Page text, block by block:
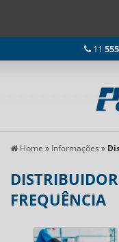
11
Home » Informações »
FREQUÊNCIA